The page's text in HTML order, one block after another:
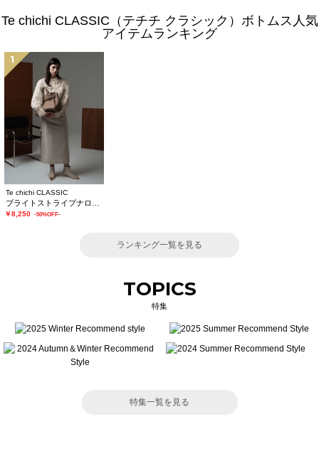
Te chichi CLASSIC（テチチ クラシック）ボトムス人気
アイテムランキング
1
Te chichi CLASSIC
￥8,250 -50%OFF-
ランキング一覧を見る
TOPICS
特集
特集一覧を見る